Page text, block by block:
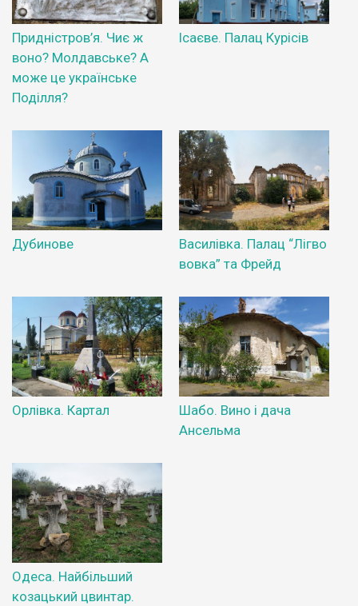
Придністров’я. Чиє ж
воно? Молдавське? А
може це українське
Поділля?
Ісаєве. Палац Курісів
Дубинове
Василівка. Палац “Лігво
вовка” та Фрейд
Орлівка. Картал
Шабо. Вино і дача
Ансельма
Одеса. Найбільший
козацький цвинтар.